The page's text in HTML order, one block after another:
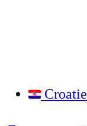
Croatie